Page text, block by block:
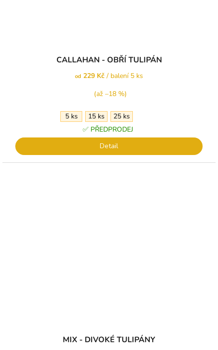
hodnocení
je
z
hvězdiček.
CALLAHAN - OBŘÍ TULIPÁN
od 229 Kč / balení 5 ks
(až –18 %)
5 ks 15 ks
25 ks
✅ PŘEDPRODEJ
Detail
MIX - DIVOKÉ TULIPÁNY